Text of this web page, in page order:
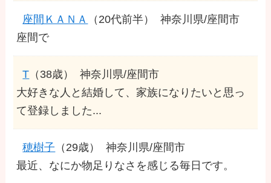
座間ＫＡＮＡ （20代前半）
神奈川県/座間市
座間で
T （38歳）
神奈川県/座間市
大好きな人と結婚して、家族になりたいと思っ
て登録しました...
穂樹子 （29歳）
神奈川県/座間市
最近、なにか物足りなさを感じる毎日です。